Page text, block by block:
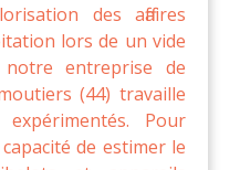
des affaires
lors de un vide
entreprise de
(44) travaille
Pour
de estimer le